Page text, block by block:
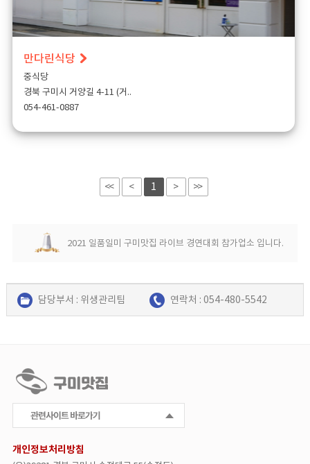
만다린식당
중식당
경북 구미시 거양길 4-11 (거..
054-461-0887
<< < 1 > >>
2021 일품일미 구미맛집 라이브 경연대회 참가업소 입니다.
담당부서 : 위생관리팀 연락처 : 054-480-5542
개인정보처리방침